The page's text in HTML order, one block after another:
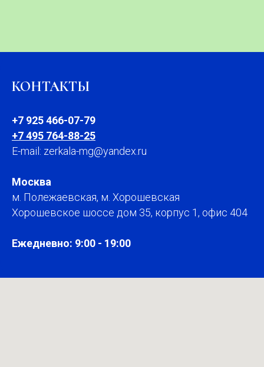
КОНТАКТЫ
+7 925 466-07-79
+7 495 764-88-25
E-mail: zerkala-mg@yandex.ru
Москва
м. Полежаевская, м. Хорошевская
Хорошевское шоссе дом 35, корпус 1, офис 404
Ежедневно: 9:00 - 19:00